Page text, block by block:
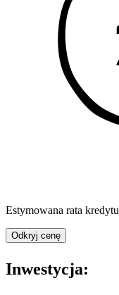
Estymowana rata
Odkryj cenę
Inwestycja: